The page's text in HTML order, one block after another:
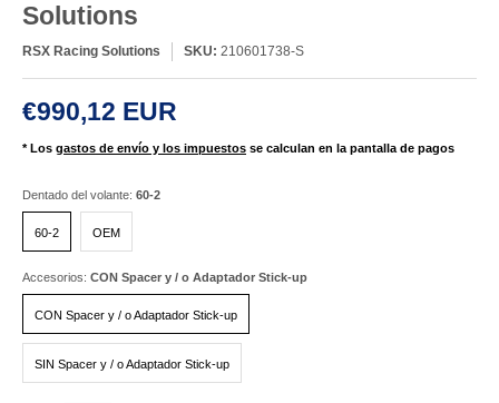
Solutions
RSX Racing Solutions SKU: 210601738-S
€990,12 EUR
* Los gastos de envío y los impuestos se calculan en la pantalla de pagos
Dentado del volante: 60-2
60-2
60-2
OEM
OEM
Accesorios: CON Spacer y / o Adaptador Stick-up
CON Spacer y / o Adaptador Stick-up
CON Spacer y / o Adaptador Stick-up
SIN Spacer y / o Adaptador Stick-up
SIN Spacer y / o Adaptador Stick-up